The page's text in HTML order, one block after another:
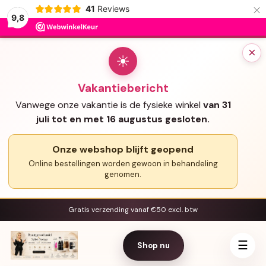
9,8
41 Reviews ×
×
☀
Vakantiebericht
Vanwege onze vakantie is de fysieke winkel van 31
juli tot en met 16 augustus gesloten.
Onze webshop blijft geopend
Online bestellingen worden gewoon in behandeling
genomen.
Gratis verzending vanaf €50 excl. btw
Shop nu ☰